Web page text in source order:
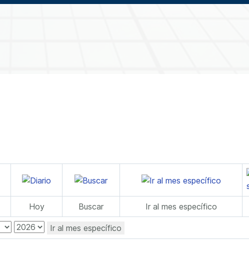
Hoy Buscar Ir al mes específico
Ir al mes específico